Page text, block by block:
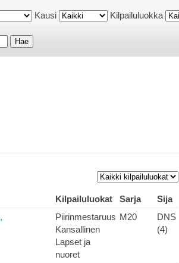
Kausi Kilpailuluokka
Kilpailuluokat Sarja
Sija
Piirinmestaruus
Kansallinen
Lapset ja
nuoret
M20
DNS
(4)